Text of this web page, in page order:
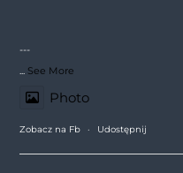
---
See More
Photo
Zobacz na Fb · Udostępnij